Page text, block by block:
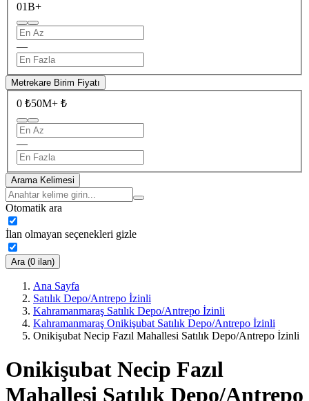
01B+
—
Metrekare Birim Fiyatı
0 ₺50M+ ₺
—
Arama Kelimesi
Otomatik ara
İlan olmayan seçenekleri gizle
Ara (0 ilan)
Ana Sayfa
Satılık Depo/Antrepo İzinli
Kahramanmaraş Satılık Depo/Antrepo İzinli
Kahramanmaraş Onikişubat Satılık Depo/Antrepo İzinli
Onikişubat Necip Fazıl Mahallesi Satılık Depo/Antrepo İzinli
Onikişubat Necip Fazıl
Mahallesi Satılık Depo/Antrepo